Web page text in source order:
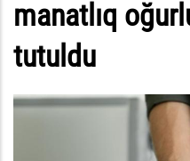
manatlıq
tutuldu